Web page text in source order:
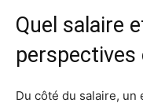
Quel salaire
perspectives
Du côté du salaire,